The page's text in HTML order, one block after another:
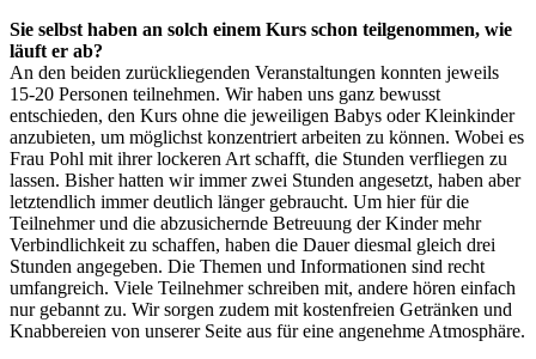
Sie selbst haben an solch einem Kurs schon teilgenommen, wie
läuft er ab?
An den beiden zurückliegenden Veranstaltungen konnten jeweils
15-20 Personen teilnehmen. Wir haben uns ganz bewusst
entschieden, den Kurs ohne die jeweiligen Babys oder Kleinkinder
anzubieten, um möglichst konzentriert arbeiten zu können. Wobei es
Frau Pohl mit ihrer lockeren Art schafft, die Stunden verfliegen zu
lassen. Bisher hatten wir immer zwei Stunden angesetzt, haben aber
letztendlich immer deutlich länger gebraucht. Um hier für die
Teilnehmer und die abzusichernde Betreuung der Kinder mehr
Verbindlichkeit zu schaffen, haben die Dauer diesmal gleich drei
Stunden angegeben. Die Themen und Informationen sind recht
umfangreich. Viele Teilnehmer schreiben mit, andere hören einfach
nur gebannt zu. Wir sorgen zudem mit kostenfreien Getränken und
Knabbereien von unserer Seite aus für eine angenehme Atmosphäre.